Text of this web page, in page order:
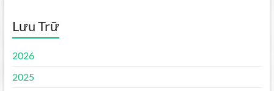
Lưu Trữ
2026
2025